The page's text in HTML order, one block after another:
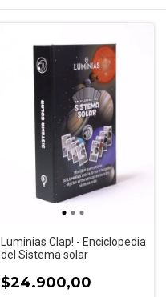
Luminias Clap! - Enciclopedia
del Sistema solar
$24.900,00